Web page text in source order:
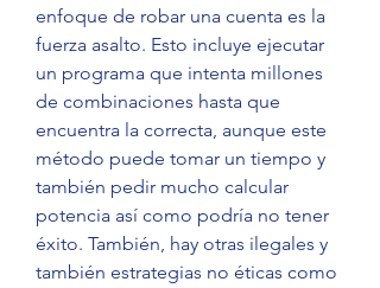
enfoque de robar una cuenta es la
fuerza asalto. Esto incluye ejecutar
un programa que intenta millones
de combinaciones hasta que
encuentra la correcta, aunque este
método puede tomar un tiempo y
también pedir mucho calcular
potencia así como podría no tener
éxito. También, hay otras ilegales y
también estrategias no éticas como